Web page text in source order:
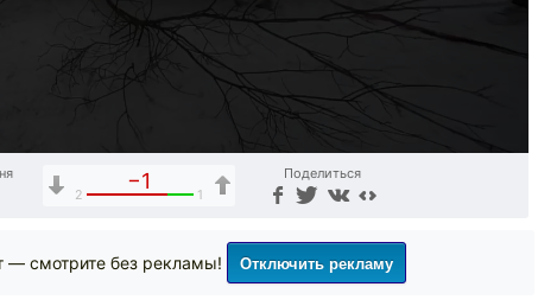
−1
2 1
Поделиться
— смотрите без рекламы! Отключить рекламу